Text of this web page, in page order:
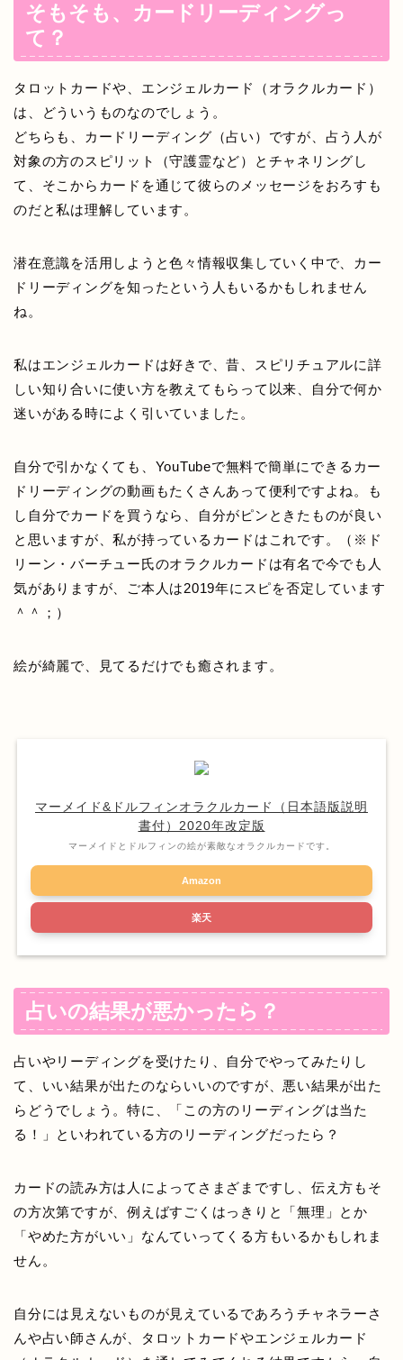
そもそも、カードリーディングっ
て？
タロットカードや、エンジェルカード（オラクルカード）
は、どういうものなのでしょう。
どちらも、カードリーディング（占い）ですが、占う人が
対象の方のスピリット（守護霊など）とチャネリングし
て、そこからカードを通じて彼らのメッセージをおろすも
のだと私は理解しています。
潜在意識を活用しようと色々情報収集していく中で、カー
ドリーディングを知ったという人もいるかもしれません
ね。
私はエンジェルカードは好きで、昔、スピリチュアルに詳
しい知り合いに使い方を教えてもらって以来、自分で何か
迷いがある時によく引いていました。
自分で引かなくても、YouTubeで無料で簡単にできるカー
ドリーディングの動画もたくさんあって便利ですよね。も
し自分でカードを買うなら、自分がピンときたものが良い
と思いますが、私が持っているカードはこれです。（※ド
リーン・バーチュー氏のオラクルカードは有名で今でも人
気がありますが、ご本人は2019年にスピを否定しています
＾＾；）
絵が綺麗で、見てるだけでも癒されます。
マーメイド&ドルフィンオラクルカード（日本語版説明
書付）2020年改定版
マーメイドとドルフィンの絵が素敵なオラクルカードです。
Amazon
楽天
占いの結果が悪かったら？
占いやリーディングを受けたり、自分でやってみたりし
て、いい結果が出たのならいいのですが、悪い結果が出た
らどうでしょう。特に、「この方のリーディングは当た
る！」といわれている方のリーディングだったら？
カードの読み方は人によってさまざまですし、伝え方もそ
の方次第ですが、例えばすごくはっきりと「無理」とか
「やめた方がいい」なんていってくる方もいるかもしれま
せん。
自分には見えないものが見えているであろうチャネラーさ
んや占い師さんが、タロットカードやエンジェルカード